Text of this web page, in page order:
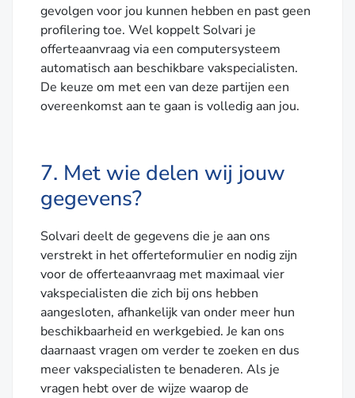
gevolgen voor jou kunnen hebben en past geen
profilering toe. Wel koppelt Solvari je
offerteaanvraag via een computersysteem
automatisch aan beschikbare vakspecialisten.
De keuze om met een van deze partijen een
overeenkomst aan te gaan is volledig aan jou.
7. Met wie delen wij jouw
gegevens?
Solvari deelt de gegevens die je aan ons
verstrekt in het offerteformulier en nodig zijn
voor de offerteaanvraag met maximaal vier
vakspecialisten die zich bij ons hebben
aangesloten, afhankelijk van onder meer hun
beschikbaarheid en werkgebied. Je kan ons
daarnaast vragen om verder te zoeken en dus
meer vakspecialisten te benaderen. Als je
vragen hebt over de wijze waarop de